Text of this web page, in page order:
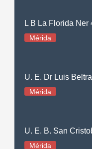
L B La Florida Ner
Mérida
U. E. Dr Luis
Mérida
U. E. B. San
Mérida